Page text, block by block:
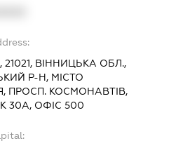
21021, ВІННИЦЬКА ОБЛ.,
Р-Н, МІСТО
ПРОСП. КОСМОНАВТІВ,
30А, ОФІС 500